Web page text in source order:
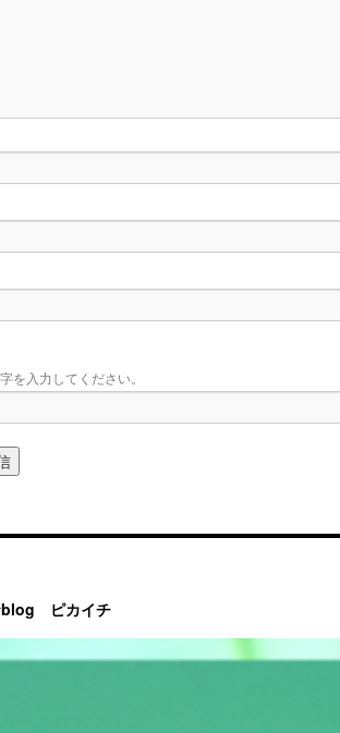
を入力してください。
ピカイチ